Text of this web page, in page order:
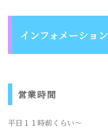
インフォメーション
営業時間
平日１１時前くらい〜